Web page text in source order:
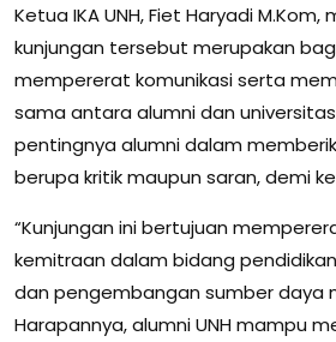
Ketua IKA UNH, Fiet Haryadi
kunjungan tersebut merupakan
mempererat komunikasi serta
sama antara alumni dan
pentingnya alumni dalam
berupa kritik maupun saran, demi
“Kunjungan ini bertujuan
kemitraan dalam bidang
dan pengembangan sumber daya
Harapannya, alumni UNH mampu